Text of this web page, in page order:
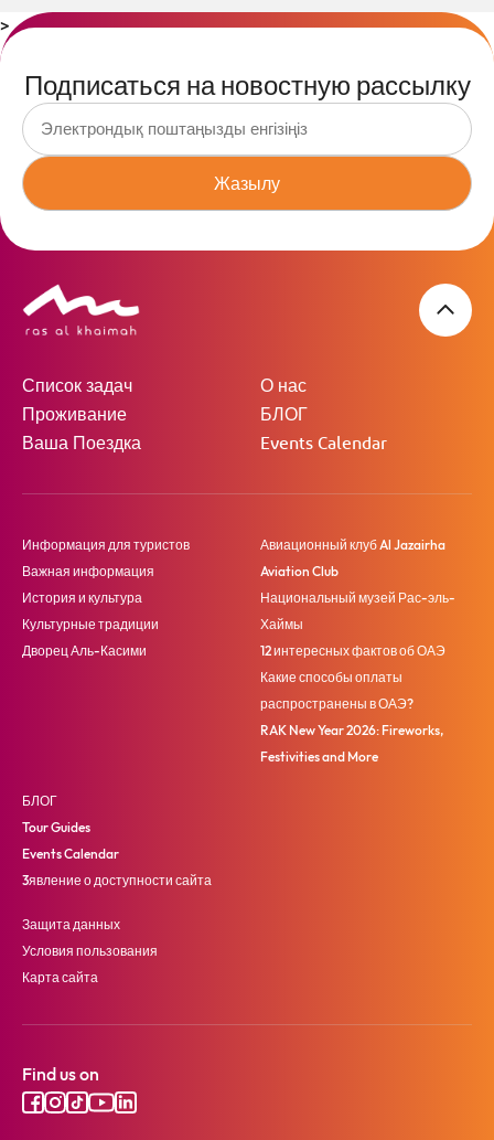
>
Подписаться на новостную рассылку
Жазылу
Список задач
Проживание
Ваша Поездка
О нас
БЛОГ
Events Calendar
Информация для туристов
Важная информация
История и культура
Культурные традиции
Дворец Аль-Касими
Авиационный клуб Al Jazairha
Aviation Club
Национальный музей Рас-эль-
Хаймы
12 интересных фактов об ОАЭ
Какие способы оплаты
распространены в ОАЭ?
RAK New Year 2026: Fireworks,
Festivities and More
БЛОГ
Tour Guides
Events Calendar
3явление о доступности сайта
Защита данных
Условия пользования
Карта сайта
Find us on